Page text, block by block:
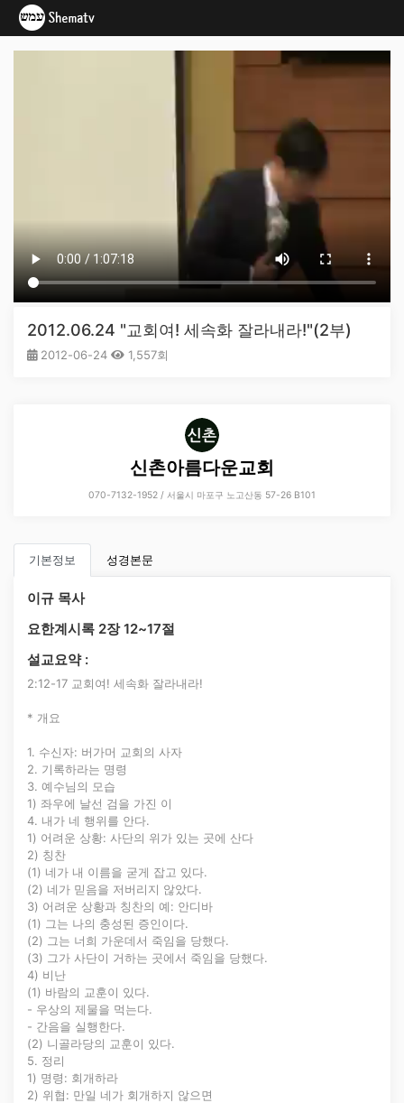
2012.06.24 "교회여! 세속화 잘라내라!"(2부)
2012-06-24 1,557회
신촌아름다운교회
070-7132-1952 / 서울시 마포구 노고산동 57-26 B101
기본정보 성경본문
이규 목사
요한계시록 2장 12~17절
설교요약 :
2:12-17 교회여! 세속화 잘라내라!
* 개요
1. 수신자: 버가머 교회의 사자
2. 기록하라는 명령
3. 예수님의 모습
1) 좌우에 날선 검을 가진 이
4. 내가 네 행위를 안다.
1) 어려운 상황: 사단의 위가 있는 곳에 산다
2) 칭찬
(1) 네가 내 이름을 굳게 잡고 있다.
(2) 네가 믿음을 저버리지 않았다.
3) 어려운 상황과 칭찬의 예: 안디바
(1) 그는 나의 충성된 증인이다.
(2) 그는 너희 가운데서 죽임을 당했다.
(3) 그가 사단이 거하는 곳에서 죽임을 당했다.
4) 비난
(1) 바람의 교훈이 있다.
- 우상의 제물을 먹는다.
- 간음을 실행한다.
(2) 니골라당의 교훈이 있다.
5. 정리
1) 명령: 회개하라
2) 위협: 만일 네가 회개하지 않으면